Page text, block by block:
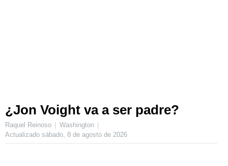
¿Jon Voight va a ser padre?
Raquel Reinoso
Washington
Actualizado sábado, 8 de agosto de 2026